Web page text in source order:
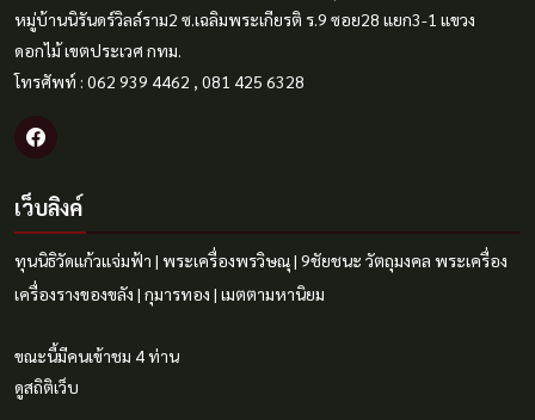
หมู่บ้านนิรันดร์วิลล์ราม2 ซ.เฉลิมพระเกียรติ ร.9 ซอย28 แยก3-1 แขวง
ดอกไม้ เขตประเวศ กทม.
โทรศัพท์ : 062 939 4462 , 081 425 6328
เว็บลิงค์
ทุนนิธิวัดแก้วแจ่มฟ้า | พระเครื่องพรวิษณุ| 9ชัยชนะ วัตถุมงคล พระเครื่อง
เครื่องรางของขลัง | กุมารทอง | เมตตามหานิยม
ขณะนี้มีคนเข้าชม 4 ท่าน
ดูสถิติเว็บ